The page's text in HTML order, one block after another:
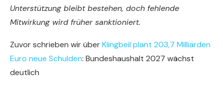
Unterstützung bleibt bestehen, doch fehlende
Mitwirkung wird früher sanktioniert.
Zuvor schrieben wir überKlingbeil plant 203,7 Milliarden
Euro neue Schulden: Bundeshaushalt 2027 wächst
deutlich